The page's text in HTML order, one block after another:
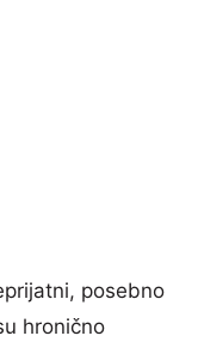
posebno
hronično